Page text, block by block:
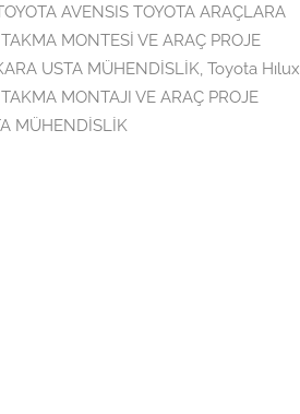
AVENSIS TOYOTA ARAÇLARA
MONTESİ VE ARAÇ PROJE
USTA MÜHENDİSLİK Toyota Hılux
MONTAJI VE ARAÇ PROJE
MÜHENDİSLİK